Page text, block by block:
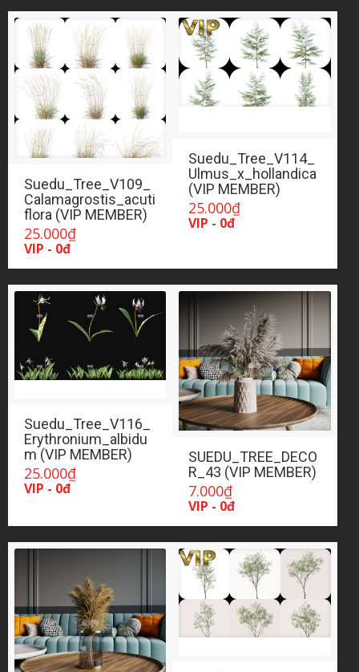
Suedu_Tree_V109_
Calamagrostis_acuti
flora (VIP MEMBER)
25.000₫
VIP - 0đ
Suedu_Tree_V114_
Ulmus_x_hollandica
(VIP MEMBER)
25.000₫
VIP - 0đ
Suedu_Tree_V116_
Erythronium_albidu
m (VIP MEMBER)
25.000₫
VIP - 0đ
SUEDU_TREE_DECO
R_43 (VIP MEMBER)
7.000₫
VIP - 0đ